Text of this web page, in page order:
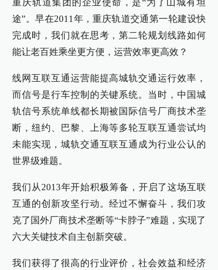
重庆轨道集团的企业使命，是“为了山城有坦
途”。早在2011年，重庆轨道交通第一轮建设快
完成时，我们就在思考，第二轮规划线路如何
能让老百姓乘坐更方便，运营效率更高效？
线网互联互通运营能提高城轨交通运行效率，
而信号是行车控制的关键系统。当时，中国城
轨信号系统单线都长期被国际信号厂商技术垄
断，纽约、巴黎、上海等多轮互联互通尝试均
未能实现，城轨交通互联互通成为行业公认的
世界级难题。
我们从2013年开始积极筹备，开启了这场互联
互通的创新攻坚行动。经过不懈奋斗，我们攻
克了国外厂商技术垄断等“卡脖子”难题，实现了
六大关键技术自主创新突破。
我们获得了很高的行业评价，社会效益和经济